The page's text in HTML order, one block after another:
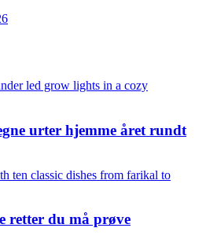
urter hjemme året rundt
retter du må prøve